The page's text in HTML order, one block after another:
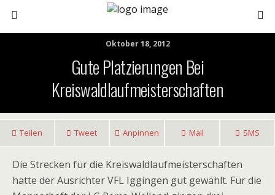
Oktober 18, 2012
Gute Platzierungen Bei
Kreiswaldlaufmeisterschaften
Teilen Tweet Anpinnen Mail SMS
Die Strecken für die Kreiswaldlaufmeisterschaften
hatte der Ausrichter VFL Iggingen gut gewählt. Für die